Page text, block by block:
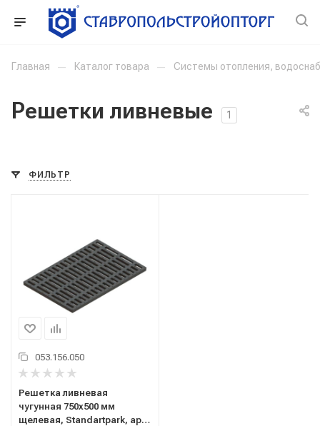
Главная — Каталог товара — Системы отопления,
Решетки ливневые 1
ФИЛЬТР
053.156.050
Решетка ливневая
чугунная 750x500 мм
щелевая, Standartpark, арт.